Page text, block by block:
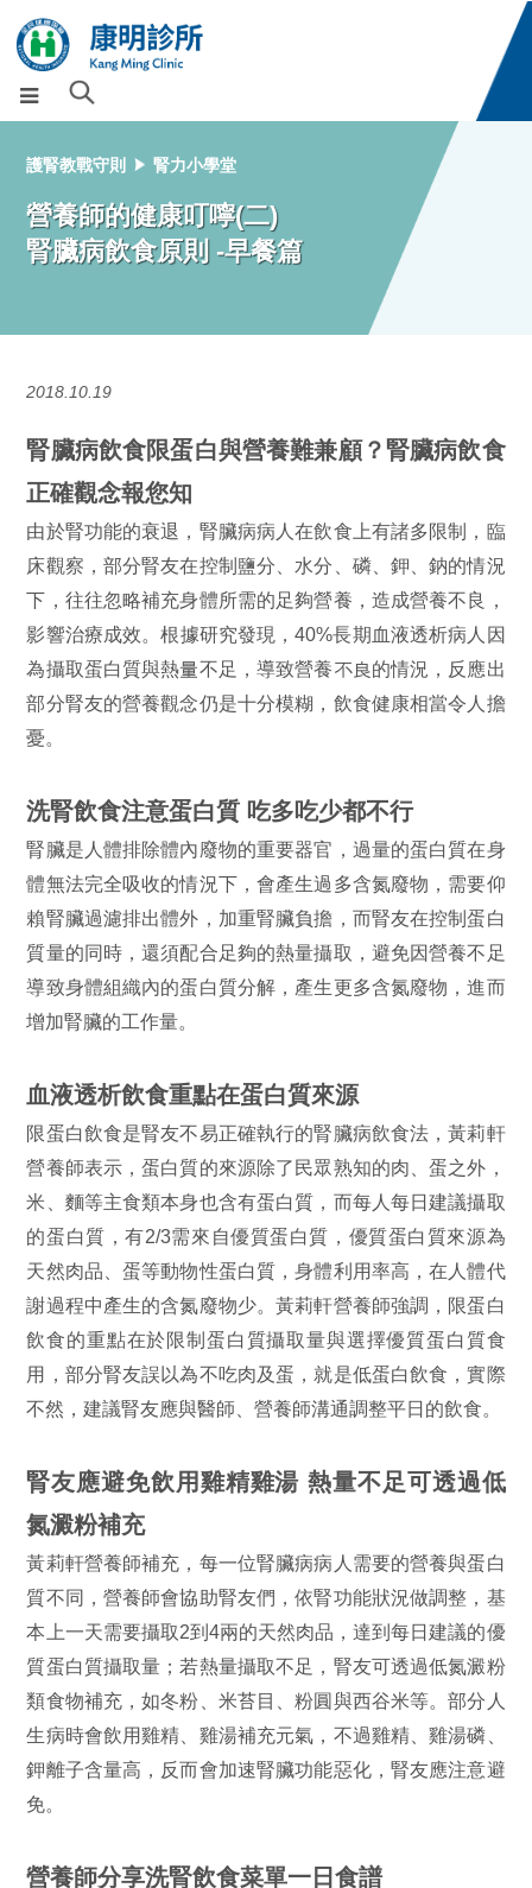
護腎教戰守則 腎力小學堂
營養師的健康叮嚀(二)
腎臟病飲食原則 -早餐篇
2018.10.19
腎臟病飲食限蛋白與營養難兼顧？腎臟病飲食
正確觀念報您知
由於腎功能的衰退，腎臟病病人在飲食上有諸多限制，臨
床觀察，部分腎友在控制鹽分、水分、磷、鉀、鈉的情況
下，往往忽略補充身體所需的足夠營養，造成營養不良，
影響治療成效。根據研究發現，40%長期血液透析病人因
為攝取蛋白質與熱量不足，導致營養不良的情況，反應出
部分腎友的營養觀念仍是十分模糊，飲食健康相當令人擔
憂。
洗腎飲食注意蛋白質 吃多吃少都不行
腎臟是人體排除體內廢物的重要器官，過量的蛋白質在身
體無法完全吸收的情況下，會產生過多含氮廢物，需要仰
賴腎臟過濾排出體外，加重腎臟負擔，而腎友在控制蛋白
質量的同時，還須配合足夠的熱量攝取，避免因營養不足
導致身體組織內的蛋白質分解，產生更多含氮廢物，進而
增加腎臟的工作量。
血液透析飲食重點在蛋白質來源
限蛋白飲食是腎友不易正確執行的腎臟病飲食法，黃莉軒
營養師表示，蛋白質的來源除了民眾熟知的肉、蛋之外，
米、麵等主食類本身也含有蛋白質，而每人每日建議攝取
的蛋白質，有2/3需來自優質蛋白質，優質蛋白質來源為
天然肉品、蛋等動物性蛋白質，身體利用率高，在人體代
謝過程中產生的含氮廢物少。黃莉軒營養師強調，限蛋白
飲食的重點在於限制蛋白質攝取量與選擇優質蛋白質食
用，部分腎友誤以為不吃肉及蛋，就是低蛋白飲食，實際
不然，建議腎友應與醫師、營養師溝通調整平日的飲食。
腎友應避免飲用雞精雞湯 熱量不足可透過低
氮澱粉補充
黃莉軒營養師補充，每一位腎臟病病人需要的營養與蛋白
質不同，營養師會協助腎友們，依腎功能狀況做調整，基
本上一天需要攝取2到4兩的天然肉品，達到每日建議的優
質蛋白質攝取量；若熱量攝取不足，腎友可透過低氮澱粉
類食物補充，如冬粉、米苔目、粉圓與西谷米等。部分人
生病時會飲用雞精、雞湯補充元氣，不過雞精、雞湯磷、
鉀離子含量高，反而會加速腎臟功能惡化，腎友應注意避
免。
營養師分享洗腎飲食菜單一日食譜